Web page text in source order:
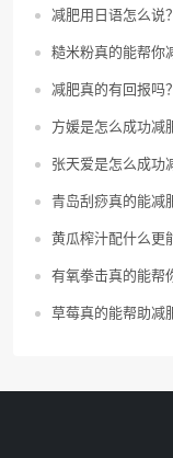
减肥用日语怎么说
糙米粉真的能帮你
减肥真的有回报吗
方媛是怎么成功减
张天爱是怎么成功
青岛刮痧真的能减
黄瓜榨汁配什么更
有氧拳击真的能帮
草莓真的能帮助减